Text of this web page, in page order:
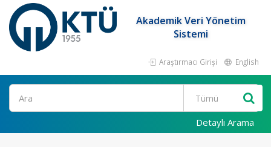
Akademik Veri Yönetim
Sistemi
Araştırmacı Girişi English
Ara
Detaylı Arama